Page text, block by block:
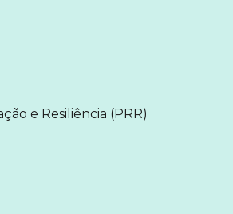
e Resiliência (PRR)